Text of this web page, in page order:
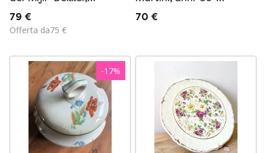
Bauhaus
79 €
Offerta da75 €
'60, modernismo di
70 €
-17%